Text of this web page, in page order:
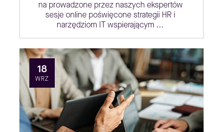
na prowadzone przez naszych ekspertów
sesje online poświęcone strategii HR i
narzędziom IT wspierającym ...
18
WRZ